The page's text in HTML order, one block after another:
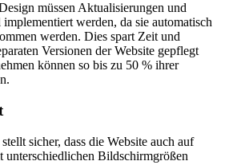
müssen Aktualisierungen und
werden, da sie automatisch
werden. Dies spart Zeit und
Versionen der Website gepflegt
können so bis zu 50 % ihrer
sicher, dass die Website auch auf
unterschiedlichen Bildschirmgrößen